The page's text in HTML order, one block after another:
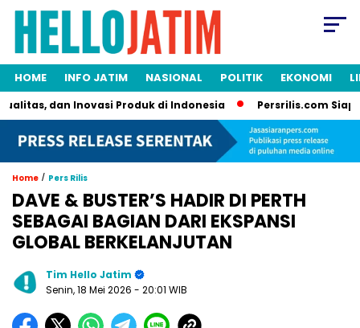
HOME INFO JATIM NASIONAL POLITIK EKONOMI
dan Inovasi Produk di Indonesia Persrilis.com Siap
Home / Pers Rilis
DAVE & BUSTER’S HADIR DI PERTH
SEBAGAI BAGIAN DARI EKSPANSI
GLOBAL BERKELANJUTAN
Tim Hello Jatim
Senin, 18 Mei 2026 - 20:01 WIB